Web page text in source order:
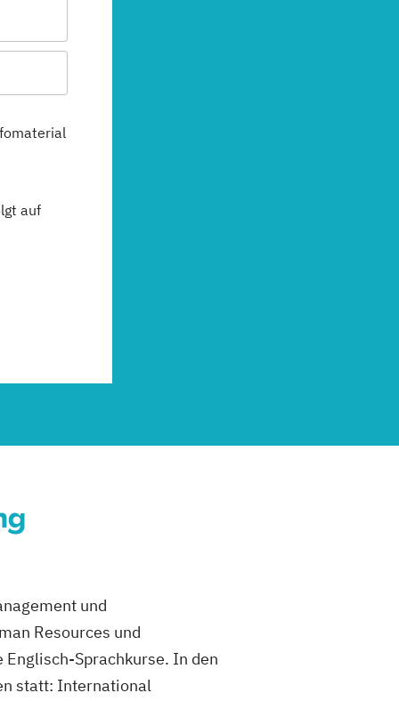
auf
und
Resources und
Sprachkurse. In den
statt: International